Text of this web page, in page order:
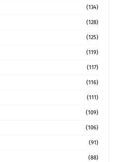
(134)
(128)
(125)
(119)
(117)
(116)
(111)
(109)
(106)
(91)
(88)